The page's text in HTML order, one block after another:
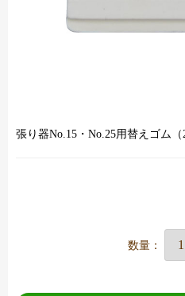
張り器No.15・No.25用替えゴム（
数量：